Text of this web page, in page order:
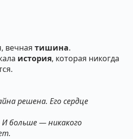
вечная тишина.
история, которая никогда
решена. Его сердце
больше — никакого